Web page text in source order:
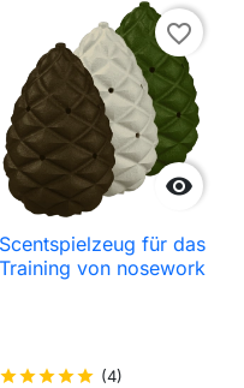

favorite_border
Scentspielzeug für das
Training von nosework
starstarstarstarstar (4)